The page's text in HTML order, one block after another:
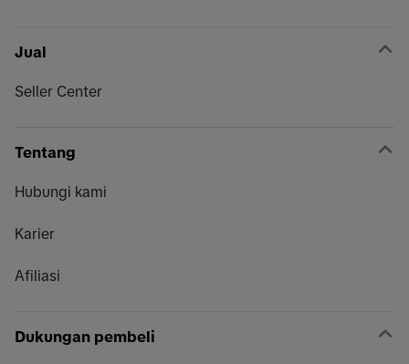
Jual
Seller Center
Tentang
Hubungi kami
Karier
Afiliasi
Dukungan pembeli